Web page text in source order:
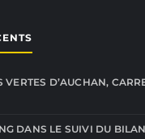
VERTES D’AUCHAN,
DANS LE SUIVI DU